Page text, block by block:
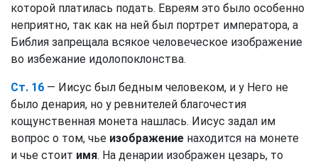
которой платилась подать. Евреям это было особенно
неприятно, так как на ней был портрет императора, а
Библия запрещала всякое человеческое изображение
во избежание идолопоклонства.
Ст. 16 — Иисус был бедным человеком, и у Него не
было денария, но у ревнителей благочестия
кощунственная монета нашлась. Иисус задал им
вопрос о том, чье изображение находится на монете
и чье стоит имя. На денарии изображен цезарь, то